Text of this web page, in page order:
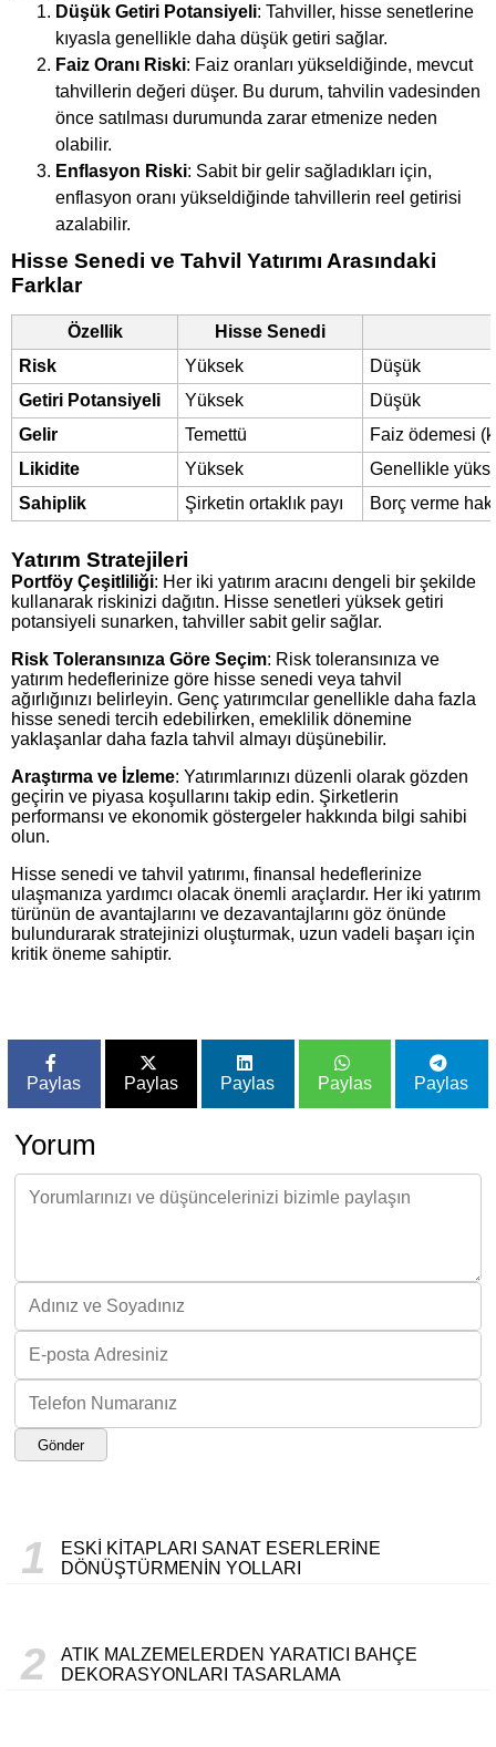
Düşük Getiri Potansiyeli: Tahviller, hisse senetlerine
kıyasla genellikle daha düşük getiri sağlar.
Faiz Oranı Riski: Faiz oranları yükseldiğinde, mevcut
tahvillerin değeri düşer. Bu durum, tahvilin vadesinden
önce satılması durumunda zarar etmenize neden
olabilir.
Enflasyon Riski: Sabit bir gelir sağladıkları için,
enflasyon oranı yükseldiğinde tahvillerin reel getirisi
azalabilir.
Hisse Senedi ve Tahvil Yatırımı Arasındaki
Farklar
Özellik
Hisse Senedi
Risk
Yüksek
Düşük
Getiri Potansiyeli
Yüksek
Düşük
Gelir
Temettü
Faiz ödemesi
Likidite
Yüksek
Genellikle
Sahiplik
Şirketin ortaklık payı Borç verme
Yatırım Stratejileri
Portföy Çeşitliliği: Her iki yatırım aracını dengeli bir şekilde
kullanarak riskinizi dağıtın. Hisse senetleri yüksek getiri
potansiyeli sunarken, tahviller sabit gelir sağlar.
Risk Toleransınıza Göre Seçim: Risk toleransınıza ve
yatırım hedeflerinize göre hisse senedi veya tahvil
ağırlığınızı belirleyin. Genç yatırımcılar genellikle daha fazla
hisse senedi tercih edebilirken, emeklilik dönemine
yaklaşanlar daha fazla tahvil almayı düşünebilir.
Araştırma ve İzleme: Yatırımlarınızı düzenli olarak gözden
geçirin ve piyasa koşullarını takip edin. Şirketlerin
performansı ve ekonomik göstergeler hakkında bilgi sahibi
olun.
Hisse senedi ve tahvil yatırımı, finansal hedeflerinize
ulaşmanıza yardımcı olacak önemli araçlardır. Her iki yatırım
türünün de avantajlarını ve dezavantajlarını göz önünde
bulundurarak stratejinizi oluşturmak, uzun vadeli başarı için
kritik öneme sahiptir.
Paylas Paylas Paylas Paylas Paylas
Yorum
Gönder
1
ESKI KITAPLARI SANAT ESERLERINE
DÖNÜŞTÜRMENIN YOLLARI
2
ATIK MALZEMELERDEN YARATICI BAHÇE
DEKORASYONLARI TASARLAMA